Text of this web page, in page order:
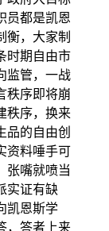
员都是凯恩
衡，大家制
时期自由市
监管，一战
秩序即将崩
秩序，换来
品的自由创
资料唾手可
张嘴就喷当
实证有缺
凯恩斯学
，答者上来